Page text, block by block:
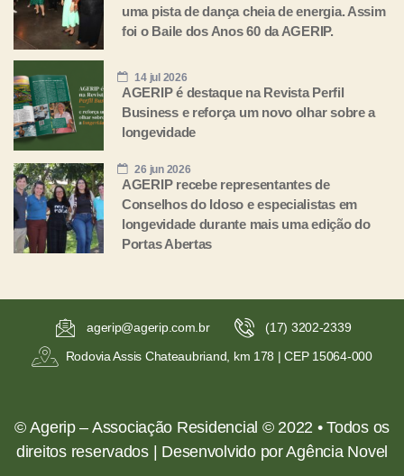
uma pista de dança cheia de energia. Assim
foi o Baile dos Anos 60 da AGERIP.
14 jul 2026
AGERIP é destaque na Revista Perfil
Business e reforça um novo olhar sobre a
longevidade
26 jun 2026
AGERIP recebe representantes de
Conselhos do Idoso e especialistas em
longevidade durante mais uma edição do
Portas Abertas
agerip@agerip.com.br
(17) 3202-2339
Rodovia Assis Chateaubriand, km 178 | CEP 15064-000
©Agerip – Associação Residencial © 2022 • Todos os
direitos reservados | Desenvolvido por Agência Novel